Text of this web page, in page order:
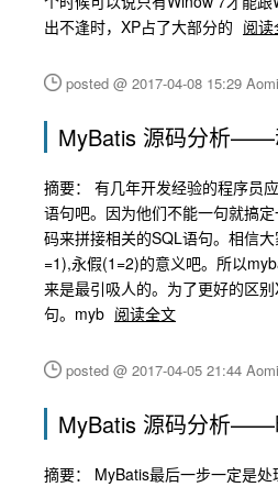
出不逢时，XP占了大部分的 阅
posted @ 2017-04-08 15:29 Aomi
MyBatis 源码分析——
摘要： 有几年开发经验的程序员
语句吧。因为他们不能一句就搞
码来拼接相关的SQL语句。相信
=1),永假(1=2)的意义吧。所以
来是最引吸人的。为了更好的区
句。myb 阅读全文
posted @ 2017-04-05 21:44 Aomi
MyBatis 源码分析——
摘要： MyBatis最后一步一定是